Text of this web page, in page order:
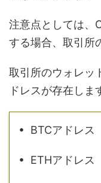
注意点としては、
する場合、取引所
取引所のウォレッ
ドレスが存在しま
• BTCアドレス
• ETHアドレス